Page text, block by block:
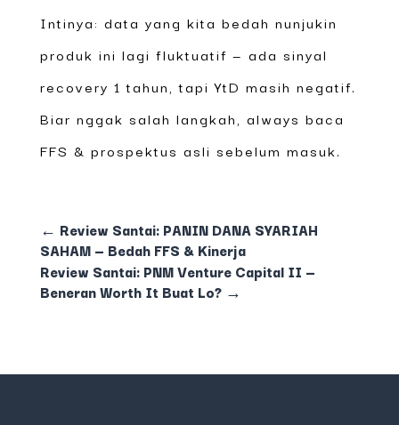
Intinya: data yang kita bedah nunjukin
produk ini lagi fluktuatif — ada sinyal
recovery 1 tahun, tapi YtD masih negatif.
Biar nggak salah langkah, always baca
FFS & prospektus asli sebelum masuk.
← Review Santai: PANIN DANA SYARIAH
SAHAM — Bedah FFS & Kinerja
Review Santai: PNM Venture Capital II —
Beneran Worth It Buat Lo?→